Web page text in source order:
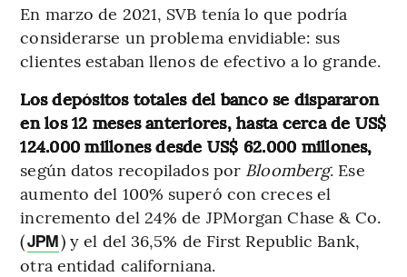
En marzo de 2021, SVB tenía lo que podría
considerarse un problema envidiable: sus
clientes estaban llenos de efectivo a lo grande.
Los depósitos totales del banco se dispararon
en los 12 meses anteriores, hasta cerca de US$
124.000 millones desde US$ 62.000 millones,
según datos recopilados por Bloomberg. Ese
aumento del 100% superó con creces el
incremento del 24% de JPMorgan Chase & Co.
(JPM) y el del 36,5% de First Republic Bank,
otra entidad californiana.